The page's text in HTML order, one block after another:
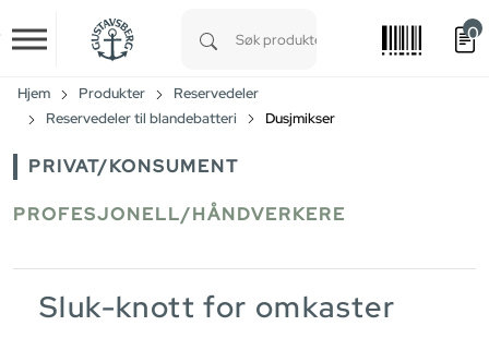
Skip to main content
0
Hjem Produkter
Reservedeler
Reservedeler til blandebatteri
Dusjmikser
PRIVAT/KONSUMENT
PROFESJONELL/HÅNDVERKERE
Sluk-knott for omkaster